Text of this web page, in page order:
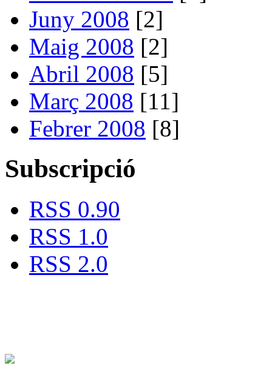
Juny 2008 [2]
Maig 2008 [2]
Abril 2008 [5]
Març 2008 [11]
Febrer 2008 [8]
Subscripció
RSS 0.90
RSS 1.0
RSS 2.0